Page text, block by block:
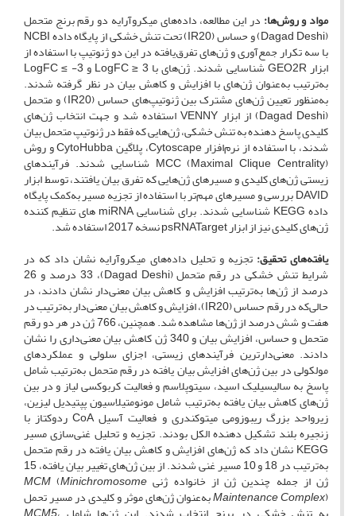
مواد و روش‌ها: در این مطالعه، داده‌های میکروآرایه دو رقم برنج متحمل
(Dagad Deshi) و حساس (IR20) تحت تنش خشکی از پایگاه داده NCBI
با سه تکرار جمع‌آوری و ژن‌های تفرق‌یافته در این دو ژنوتیپ با استفاده از
ابزار GEO2R شناسایی شدند. ژن‌های با LogFC ≥ 3 و LogFC ≤ -3
به‌ترتیب به‌عنوان ژن‌های با افزایش و کاهش بیان در نظر گرفته شدند.
به‌منظور تعیین ژن‌های مشترک بین ژنوتیپ‌های حساس (IR20) و متحمل
(Dagad Deshi) از ابزار VENNY استفاده شد و جهت انتخاب ژن‌های
کلیدی پاسخ دهنده به تنش خشکی، ژن‌هایی که فقط در ژنوتیپ متحمل بیان
شدند، با استفاده از نرم‌افزار Cytoscape، پلاگین CytoHubba و روش
MCC (Maximal Clique Centrality) شناسایی شدند. فرآیندهای
زیستی ژن‌های کلیدی و مسیرهای ژن‌هایی که تفرق بیان یافتند، توسط ابزار
DAVID بررسی و مسیرهای مهم‌تر با استفاده از تجزیه مسیر به‌کمک پایگاه
داده KEGG شناسایی شدند. برای شناسایی miRNA های تنظیم کننده
ژن‌های کلیدی نیز از ابزار psRNATarget نسخه 2017 استفاده شد.
یافته‌های تحقیق: تجزیه و تحلیل داده‌های میکروآرایه نشان داد که در
شرایط تنش خشکی در رقم متحمل (Dagad Deshi)، 33 درصد و 26
درصد از ژن‌ها به‌ترتیب افزایش و کاهش بیان معنی‌دار نشان دادند، در
حالی‌که در رقم حساس (IR20)، افزایش و کاهش بیان معنی‌دار به‌ترتیب در
هفت و شش درصد از ژن‌ها مشاهده شد. همچنین، 766 ژن در هر دو رقم
متحمل و حساس، افزایش بیان و 340 ژن کاهش بیان معنی‌داری را نشان
دادند. معنی‌دارترین فرآیندهای زیستی، اجزای سلولی و عملکردهای
مولکولی در بین ژن‌های افزایش بیان یافته در رقم متحمل به‌ترتیب شامل
پاسخ به سالیسیلیک اسید، سیتوپلاسم و فعالیت کربوکسی لیاز و در بین
ژن‌های کاهش بیان یافته به‌ترتیب شامل مونومتیلاسیون پپتیدیل لیزین،
زیرواحد بزرگ ریبوزومی میتوکندری و فعالیت آسیل CoA ردوکتاز با
زنجیره بلند تشکیل دهنده الکل بودند. تجزیه و تحلیل غنی‌سازی مسیر
KEGG نشان داد که ژن‌های افزایش و کاهش بیان یافته در رقم متحمل
به‌ترتیب در 18 و 10 مسیر غنی شدند. از بین ژن‌های تغییر بیان یافته، 15
ژن از جمله چندین ژن از خانواده ژنی MCM (Minichromosome
Maintenance Complex) به‌عنوان ژن‌های موثر و کلیدی در مسیر تحمل